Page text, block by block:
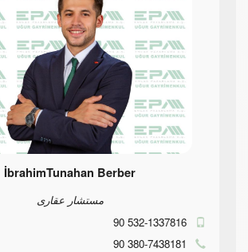
İbrahimTunahan Berber
مستشار عقارى
90 532-1337816
90 380-7438181